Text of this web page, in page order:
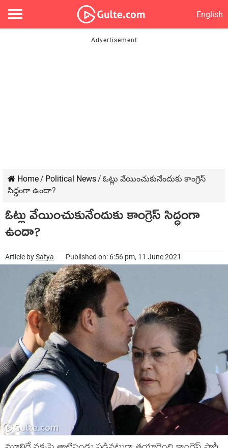
English
Home/ Political News/ ఓట్లు వేయించుకునేందుకు కాంగ్రెస్
సిద్ధంగా ఉందా?
ఓట్లు వేయించుకునేందుకు కాంగ్రెస్ సిద్ధంగా
ఉందా?
Article bySatya Published on: 6:56 pm, 11 June 2021